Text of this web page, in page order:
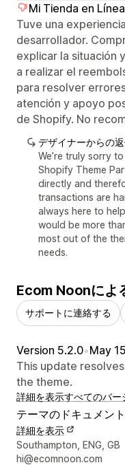
Mi Tienda en Línea
Tuve una
desarrollador.
explicar la situación
a realizar el
para resolver
atención y apoyo
de Shopify. No
デザイナーからの
We’re truly sorry
Shopify Theme
directly and
transactions are
always here to
would be more
most out of the
needs.
Ecom Noonによ
サポートに連絡する
Version 5.2.0•May
This update
the theme.
詳細を表示すべてのバー
テーマのドキュメント
詳細を表示
デザイナーの連絡先情
Southampton, ENG, GB
hi@ecomnoon.com